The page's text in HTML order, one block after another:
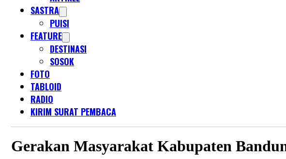
SASTRA
PUISI
FEATURE
DESTINASI
SOSOK
FOTO
TABLOID
RADIO
KIRIM SURAT PEMBACA
Gerakan Masyarakat Kabupaten